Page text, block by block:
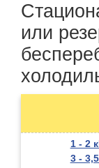
или
1 - 2
3 -